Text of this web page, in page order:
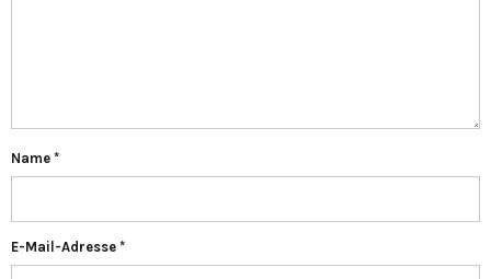
Name *
E-Mail-Adresse *